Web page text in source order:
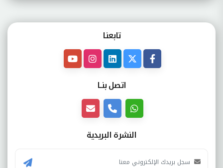
تابعنـا
اتصل بنــا
النشرة البريدية